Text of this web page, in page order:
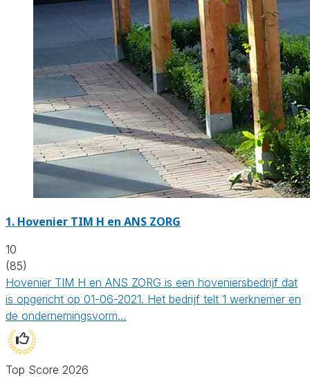
1. Hovenier TIM H en ANS ZORG
10
(85)
Hovenier TIM H en ANS ZORG is een hoveniersbedrijf dat
is opgericht op 01-06-2021. Het bedrijf telt 1 werknemer en
de ondernemingsvorm…
Top Score 2026